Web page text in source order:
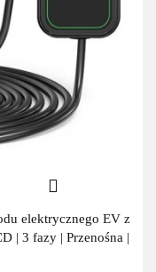
elektrycznego EV z
| 3 fazy | Przenośna |